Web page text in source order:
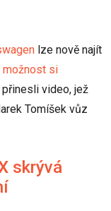
lze nově najít
možnost si
video, jež
Tomíšek vůz
skrývá